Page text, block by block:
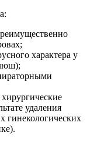
характера у
удаления
гинекологических